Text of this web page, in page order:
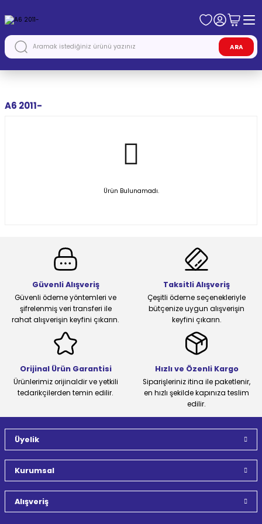
ARA
A6 2011-
Ürün Bulunamadı.
Güvenli Alışveriş
Güvenli ödeme yöntemleri ve
şifrelenmiş veri transferi ile
rahat alışverişin keyfini çıkarın.
Taksitli Alışveriş
Çeşitli ödeme seçenekleriyle
bütçenize uygun alışverişin
keyfini çıkarın.
Orijinal Ürün Garantisi
Ürünlerimiz orijinaldir ve yetkili
tedarikçilerden temin edilir.
Hızlı ve Özenli Kargo
Siparişleriniz itina ile paketlenir,
en hızlı şekilde kapınıza teslim
edilir.
Üyelik
Kurumsal
Alışveriş